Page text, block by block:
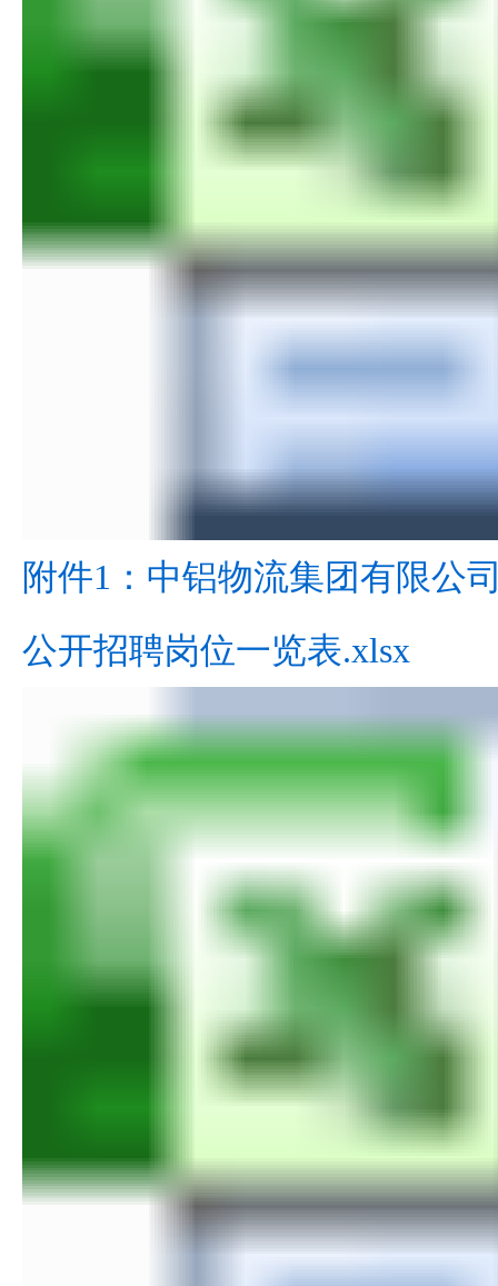
附件1：中铝物流集团有限公
公开招聘岗位一览表.xlsx